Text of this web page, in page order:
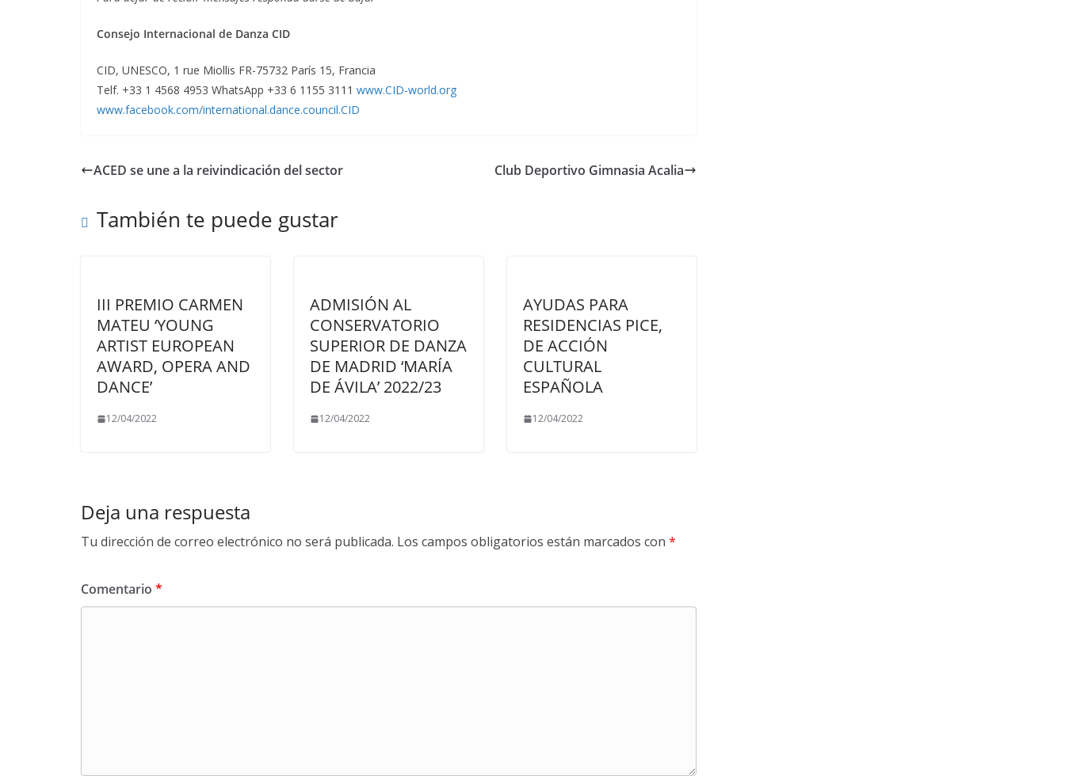
Consejo Internacional de Danza CID
CID, UNESCO, 1 rue Miollis FR-75732 París 15, Francia
Telf. +33 1 4568 4953 WhatsApp +33 6 1155 3111 www.CID-world.org
www.facebook.com/international.dance.council.CID
ACED se une a la reivindicación del sector Club Deportivo Gimnasia Acalia
También te puede gustar
III PREMIO CARMEN
MATEU ‘YOUNG
ARTIST EUROPEAN
AWARD, OPERA AND
DANCE’
12/04/2022
ADMISIÓN AL
CONSERVATORIO
SUPERIOR DE DANZA
DE MADRID ‘MARÍA
DE ÁVILA’ 2022/23
12/04/2022
AYUDAS PARA
RESIDENCIAS PICE,
DE ACCIÓN
CULTURAL
ESPAÑOLA
12/04/2022
Deja una respuesta
Tu dirección de correo electrónico no será publicada. Los campos obligatorios están marcados con *
Comentario *